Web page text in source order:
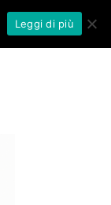
Leggi di più